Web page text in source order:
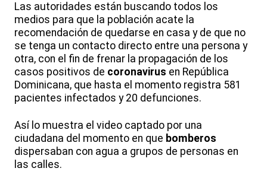
Las autoridades están buscando todos los
medios para que la población acate la
recomendación de quedarse en casa y de que no
se tenga un contacto directo entre una persona y
otra, con el fin de frenar la propagación de los
casos positivos de coronavirus en República
Dominicana, que hasta el momento registra 581
pacientes infectados y 20 defunciones.
Así lo muestra el video captado por una
ciudadana del momento en que bomberos
dispersaban con agua a grupos de personas en
las calles.